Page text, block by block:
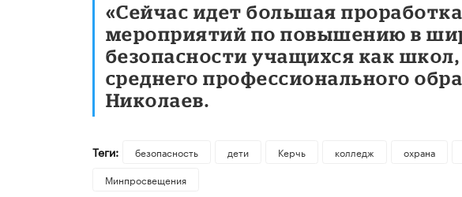
«Сейчас идет большая
мероприятий по повышению в
безопасности учащихся как
среднего профессионального
Николаев.
Теги: безопасность дети Керчь колледж охрана
Минпросвещения